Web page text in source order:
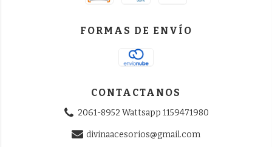
FORMAS DE ENVÍO
CONTACTANOS
2061-8952 Wattsapp 1159471980
divinaacesorios@gmail.com